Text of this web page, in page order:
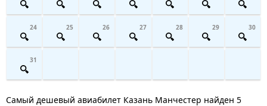
24 25 26 27 28 29 30
31
Самый дешевый авиабилет Казань Манчестер найден 5